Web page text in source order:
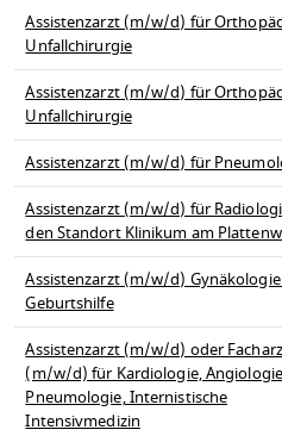
Assistenzarzt (m/w/d) für
Unfallchirurgie
Assistenzarzt (m/w/d) für
Unfallchirurgie
Assistenzarzt (m/w/d) für
Assistenzarzt (m/w/d) für
den Standort Klinikum am
Assistenzarzt (m/w/d)
Geburtshilfe
Assistenzarzt (m/w/d) oder
(m/w/d) für Kardiologie,
Pneumologie, Internistische
Intensivmedizin